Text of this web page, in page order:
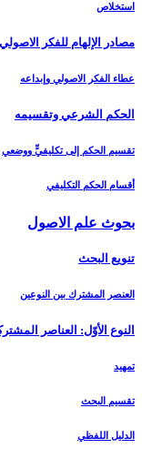
استخلاص
مصادر الإلهام للفكر الاصولي‏
عطاء الفكر الاصولي وإبداعه
الحكم الشرعي وتقسيمه‏
تقسيم الحكم إلى تكليفيٍّ ووضعي
أقسام الحكم التكليفي
بحوث علم الاصول‏
تنويع البحث‏
العنصر المشترك بين النوعين
النوع الأوّل: العناصر
تمهيد
تقسيم البحث
الدليل اللفظي‏